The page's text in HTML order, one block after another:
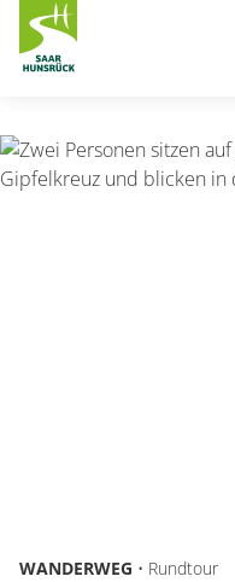
WANDERWEG • Rundtour